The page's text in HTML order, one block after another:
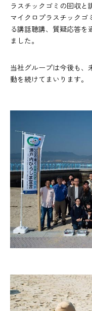
ラスチックゴミの回収と
マイクロプラスチックゴ
る講話聴講、質疑応答を
ました。
当社グループは今後も、
動を続けてまいります。